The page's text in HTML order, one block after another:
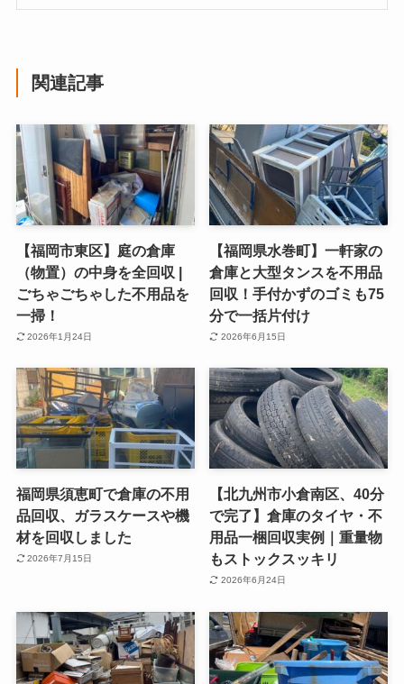
関連記事
【福岡市東区】庭の倉庫
（物置）の中身を全回収 |
ごちゃごちゃした不用品を
一掃！
2026年1月24日
【福岡県水巻町】一軒家の
倉庫と大型タンスを不用品
回収！手付かずのゴミも75
分で一括片付け
2026年6月15日
福岡県須恵町で倉庫の不用
品回収、ガラスケースや機
材を回収しました
2026年7月15日
【北九州市小倉南区、40分
で完了】倉庫のタイヤ・不
用品一梱回収実例｜重量物
もストックスッキリ
2026年6月24日